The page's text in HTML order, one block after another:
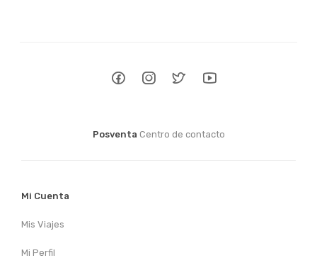
Posventa Centro de contacto
Mi Cuenta
Mis Viajes
Mi Perfil